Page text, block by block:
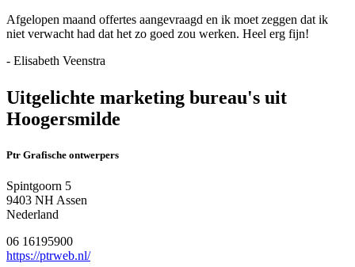
Afgelopen maand offertes aangevraagd en ik moet zeggen dat ik
niet verwacht had dat het zo goed zou werken. Heel erg fijn!
- Elisabeth Veenstra
Uitgelichte marketing bureau's uit
Hoogersmilde
Ptr Grafische ontwerpers
Spintgoorn 5
9403 NH Assen
Nederland
06 16195900
https://ptrweb.nl/